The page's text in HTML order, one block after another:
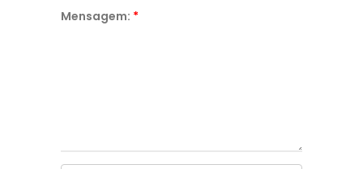
Mensagem: *